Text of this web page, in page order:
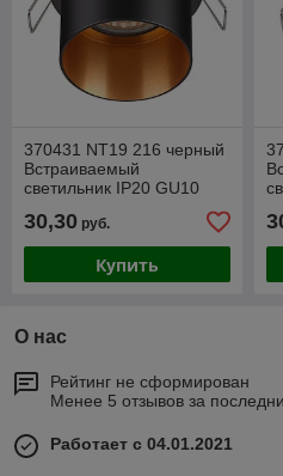
370431 NT19 216 черный
Встраиваемый
светильник IP20 GU10
30,30 руб.
Купить
О нас
Рейтинг не сформирован
Менее 5 отзывов за
Работает с 04.01.2021